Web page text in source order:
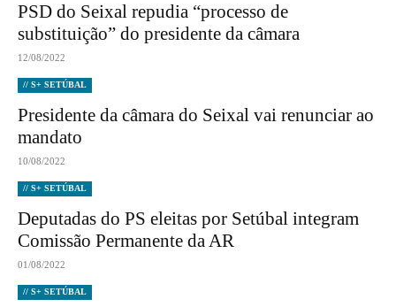
PSD do Seixal repudia “processo de
substituição” do presidente da câmara
12/08/2022
// S+ SETÚBAL
Presidente da câmara do Seixal vai renunciar ao
mandato
10/08/2022
// S+ SETÚBAL
Deputadas do PS eleitas por Setúbal integram
Comissão Permanente da AR
01/08/2022
// S+ SETÚBAL